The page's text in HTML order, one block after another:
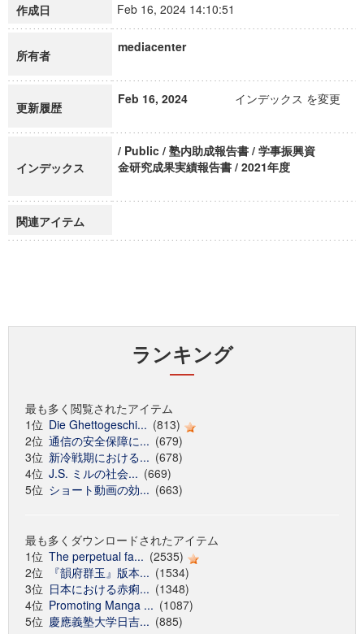
作成日 Feb 16, 2024 14:10:51
所有者
mediacenter
更新履歴
Feb 16, 2024 インデックス を変更
インデックス
/ Public / 塾内助成報告書 / 学事振興資
金研究成果実績報告書 / 2021年度
関連アイテム
ランキング
最も多く閲覧されたアイテム
1位 Die Ghettogeschi... (813)
2位 通信の安全保障に... (679)
3位 新冷戦期における... (678)
4位 J.S. ミルの社会... (669)
5位 ショート動画の効... (663)
最も多くダウンロードされたアイテム
1位 The perpetual fa... (2535)
2位
『韻府群玉』版本... (1534)
3位 日本における赤痢... (1348)
4位 Promoting Manga ... (1087)
5位 慶應義塾大学日吉... (885)